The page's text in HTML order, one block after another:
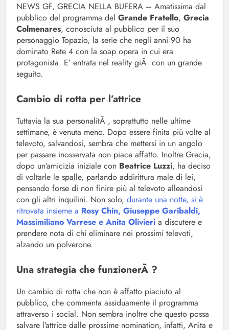
NEWS GF, GRECIA NELLA BUFERA – Amatissima dal
pubblico del programma del Grande Fratello, Grecia
Colmenares, conosciuta al pubblico per il suo
personaggio Topazio, la serie che negli anni 90 ha
dominato Rete 4 con la soap opera in cui era
protagonista. E’ entrata nel reality giÃ con un grande
seguito.
Cambio di rotta per l’attrice
Tuttavia la sua personalitÃ , soprattutto nelle ultime
settimane, è venuta meno. Dopo essere finita più volte al
televoto, salvandosi, sembra che mettersi in un angolo
per passare inosservata non piace affatto. Inoltre Grecia,
dopo un’amicizia iniziale con Beatrice Luzzi, ha deciso
di voltarle le spalle, parlando addirittura male di lei,
pensando forse di non finire più al televoto alleandosi
con gli altri inquilini. Non solo, durante una notte, si è
ritrovata insieme a Rosy Chin, Giuseppe Garibaldi,
Massimiliano Varrese e Anita Olivieri a discutere e
prendere nota di chi eliminare nei prossimi televoti,
alzando un polverone.
Una strategia che funzionerÃ ?
Un cambio di rotta che non è affatto piaciuto al
pubblico, che commenta assiduamente il programma
attraverso i social. Non sembra inoltre che questo possa
salvare l’attrice dalle prossime nomination, infatti, Anita e